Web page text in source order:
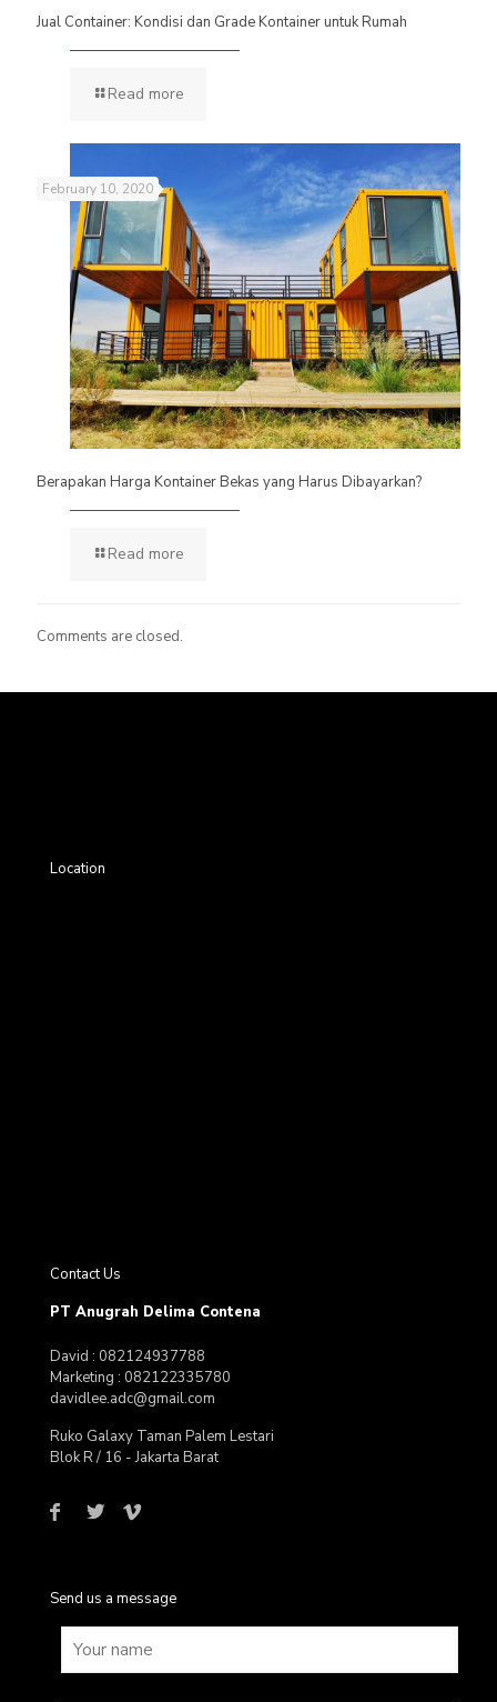
Jual Container: Kondisi dan Grade Kontainer untuk Rumah
Read more
February 10, 2020
Berapakan Harga Kontainer Bekas yang Harus Dibayarkan?
Read more
Comments are closed.
Location
Contact Us
PT Anugrah Delima Contena
David : 082124937788
Marketing : 082122335780
davidlee.adc@gmail.com
Ruko Galaxy Taman Palem Lestari
Blok R / 16 - Jakarta Barat
Send us a message